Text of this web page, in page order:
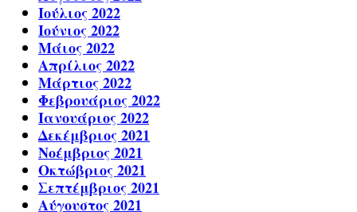
Ιούλιος 2022
Ιούνιος 2022
Μάιος 2022
Απρίλιος 2022
Μάρτιος 2022
Φεβρουάριος 2022
Ιανουάριος 2022
Δεκέμβριος 2021
Νοέμβριος 2021
Οκτώβριος 2021
Σεπτέμβριος 2021
Αύγουστος 2021